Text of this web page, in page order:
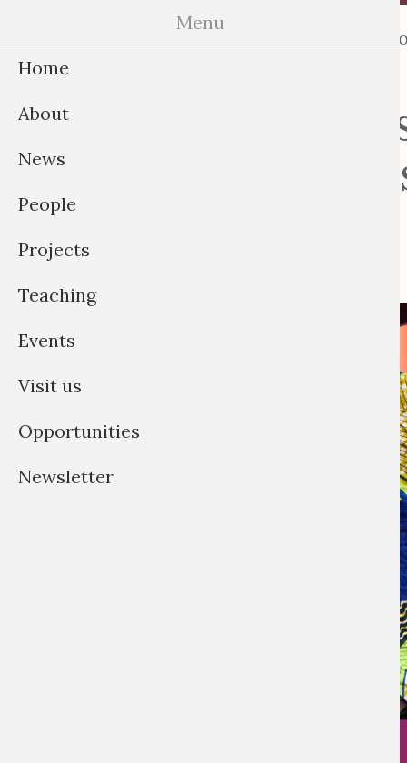
to
content
Textilien in
Unerzählte
Menu
Home
About
News
People
Projects
Teaching
Events
Visit us
Opportunities
Newsletter